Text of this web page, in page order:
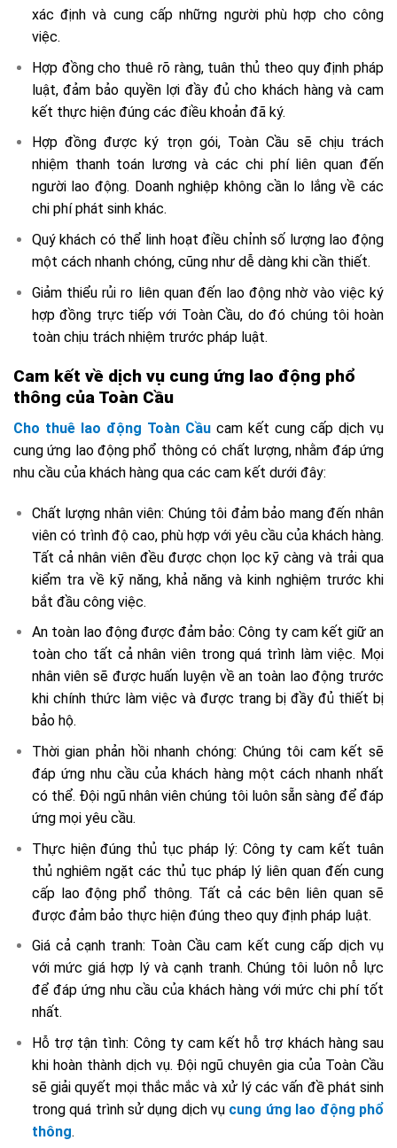
xác định và cung cấp những người phù hợp cho công
việc.
Hợp đồng cho thuê rõ ràng, tuân thủ theo quy định pháp
luật, đảm bảo quyền lợi đầy đủ cho khách hàng và cam
kết thực hiện đúng các điều khoản đã ký.
Hợp đồng được ký trọn gói, Toàn Cầu sẽ chịu trách
nhiệm thanh toán lương và các chi phí liên quan đến
người lao động. Doanh nghiệp không cần lo lắng về các
chi phí phát sinh khác.
Quý khách có thể linh hoạt điều chỉnh số lượng lao động
một cách nhanh chóng, cũng như dễ dàng khi cần thiết.
Giảm thiểu rủi ro liên quan đến lao động nhờ vào việc ký
hợp đồng trực tiếp với Toàn Cầu, do đó chúng tôi hoàn
toàn chịu trách nhiệm trước pháp luật.
Cam kết về dịch vụ cung ứng lao động phổ
thông của Toàn Cầu
Cho thuê lao động Toàn Cầu cam kết cung cấp dịch vụ
cung ứng lao động phổ thông có chất lượng, nhằm đáp ứng
nhu cầu của khách hàng qua các cam kết dưới đây:
Chất lượng nhân viên: Chúng tôi đảm bảo mang đến nhân
viên có trình độ cao, phù hợp với yêu cầu của khách hàng.
Tất cả nhân viên đều được chọn lọc kỹ càng và trải qua
kiểm tra về kỹ năng, khả năng và kinh nghiệm trước khi
bắt đầu công việc.
An toàn lao động được đảm bảo: Công ty cam kết giữ an
toàn cho tất cả nhân viên trong quá trình làm việc. Mọi
nhân viên sẽ được huấn luyện về an toàn lao động trước
khi chính thức làm việc và được trang bị đầy đủ thiết bị
bảo hộ.
Thời gian phản hồi nhanh chóng: Chúng tôi cam kết sẽ
đáp ứng nhu cầu của khách hàng một cách nhanh nhất
có thể. Đội ngũ nhân viên chúng tôi luôn sẵn sàng để đáp
ứng mọi yêu cầu.
Thực hiện đúng thủ tục pháp lý: Công ty cam kết tuân
thủ nghiêm ngặt các thủ tục pháp lý liên quan đến cung
cấp lao động phổ thông. Tất cả các bên liên quan sẽ
được đảm bảo thực hiện đúng theo quy định pháp luật.
Giá cả cạnh tranh: Toàn Cầu cam kết cung cấp dịch vụ
với mức giá hợp lý và cạnh tranh. Chúng tôi luôn nỗ lực
để đáp ứng nhu cầu của khách hàng với mức chi phí tốt
nhất.
Hỗ trợ tận tình: Công ty cam kết hỗ trợ khách hàng sau
khi hoàn thành dịch vụ. Đội ngũ chuyên gia của Toàn Cầu
sẽ giải quyết mọi thắc mắc và xử lý các vấn đề phát sinh
trong quá trình sử dụng dịch vụ cung ứng lao động phổ
thông.